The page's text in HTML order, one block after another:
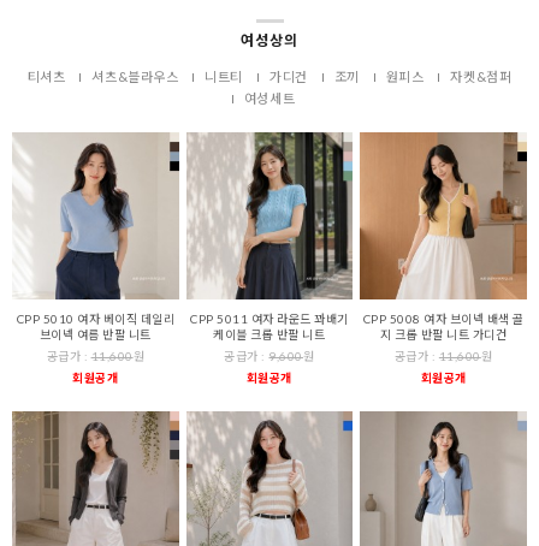
여성상의
티셔츠 셔츠&블라우스 니트티 가디건 조끼 원피스
자켓&점퍼
여성세트
CPP 5010 여자 베이직 데일리
브이넥 여름 반팔 니트
공급가 :11,600원
회원공개
CPP 5011 여자 라운드 꽈배기
케이블 크롭 반팔 니트
공급가 :9,600원
회원공개
CPP 5008 여자 브이넥 배색 골
지 크롭 반팔 니트 가디건
공급가 : 11,600원
회원공개